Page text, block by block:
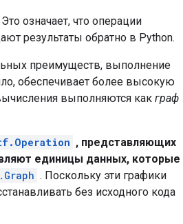
означает, что операции
результаты обратно в Python.
преимуществ, выполнение
обеспечивает более высокую
выполняются как граф
, представляющих
единицы данных, которые
. Поскольку эти графики
без исходного кода